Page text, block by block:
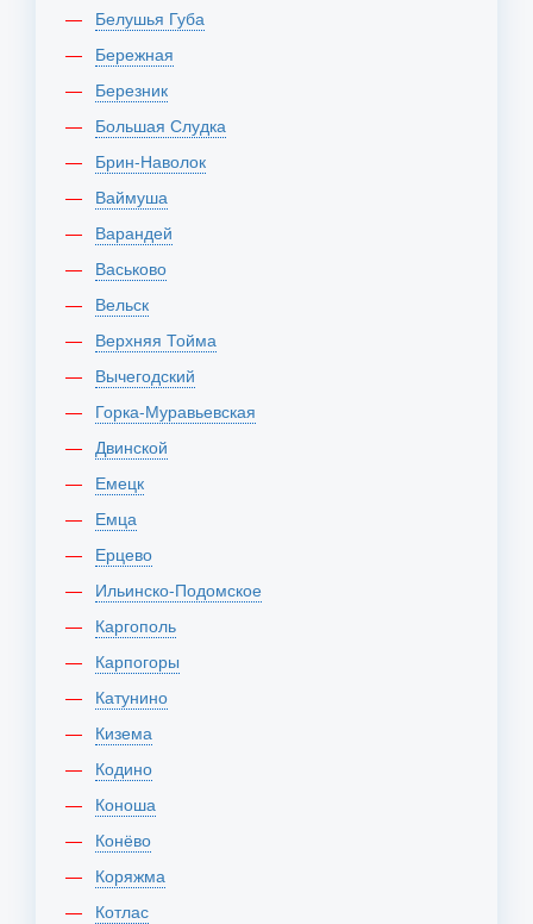
Белушья Губа
Бережная
Березник
Большая Слудка
Брин-Наволок
Ваймуша
Варандей
Васьково
Вельск
Верхняя Тойма
Вычегодский
Горка-Муравьевская
Двинской
Емецк
Емца
Ерцево
Ильинско-Подомское
Каргополь
Карпогоры
Катунино
Кизема
Кодино
Коноша
Конёво
Коряжма
Котлас